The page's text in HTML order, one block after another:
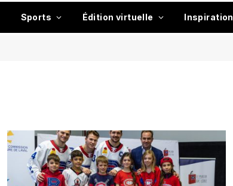
Sports Édition virtuelle Inspiration